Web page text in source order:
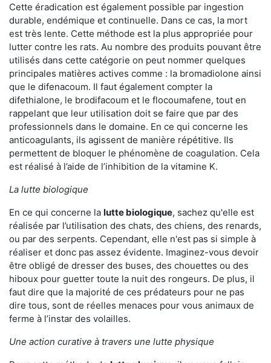
Cette éradication est également possible par ingestion
durable, endémique et continuelle. Dans ce cas, la mort
est très lente. Cette méthode est la plus appropriée pour
lutter contre les rats. Au nombre des produits pouvant être
utilisés dans cette catégorie on peut nommer quelques
principales matières actives comme : la bromadiolone ainsi
que le difenacoum. Il faut également compter la
difethialone, le brodifacoum et le flocoumafene, tout en
rappelant que leur utilisation doit se faire que par des
professionnels dans le domaine. En ce qui concerne les
anticoagulants, ils agissent de manière répétitive. Ils
permettent de bloquer le phénomène de coagulation. Cela
est réalisé à l’aide de l’inhibition de la vitamine K.
La lutte biologique
En ce qui concerne la lutte biologique, sachez qu'elle est
réalisée par l’utilisation des chats, des chiens, des renards,
ou par des serpents. Cependant, elle n'est pas si simple à
réaliser et donc pas assez évidente. Imaginez-vous devoir
être obligé de dresser des buses, des chouettes ou des
hiboux pour guetter toute la nuit des rongeurs. De plus, il
faut dire que la majorité de ces prédateurs pour ne pas
dire tous, sont de réelles menaces pour vous animaux de
ferme à l’instar des volailles.
Une action curative à travers une lutte physique